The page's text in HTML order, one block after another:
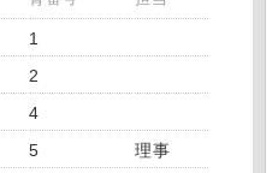
1
2
4
5
理事